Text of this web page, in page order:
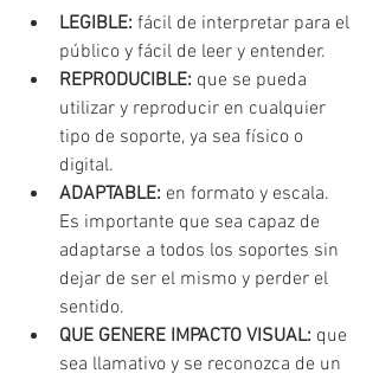
LEGIBLE: fácil de interpretar para el
público y fácil de leer y entender.
REPRODUCIBLE: que se pueda
utilizar y reproducir en cualquier
tipo de soporte, ya sea físico o
digital.
ADAPTABLE: en formato y escala.
Es importante que sea capaz de
adaptarse a todos los soportes sin
dejar de ser el mismo y perder el
sentido.
QUE GENERE IMPACTO VISUAL: que
sea llamativo y se reconozca de un